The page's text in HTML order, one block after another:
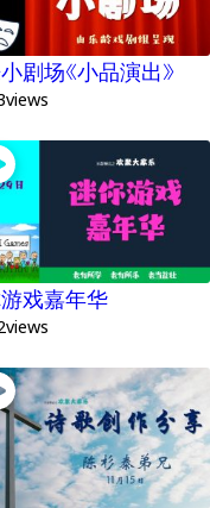
剧场《小品演出》
views
戏嘉年华
views